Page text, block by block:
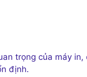
trọng của máy
định.